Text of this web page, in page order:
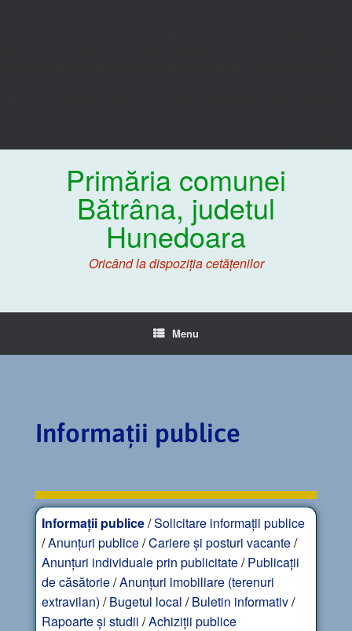
Primăria comunei
Bătrâna, judetul
Hunedoara
Oricând la dispoziția cetățenilor
Menu
Informații publice
Informații publice/Solicitare informații publice
/Anunțuri publice/Cariere și posturi vacante/
Anunțuri individuale prin publicitate/Publicații
de căsătorie/Anunțuri imobiliare (terenuri
extravilan) /Bugetul local /Buletin informativ/
Rapoarte și studii /Achiziții publice